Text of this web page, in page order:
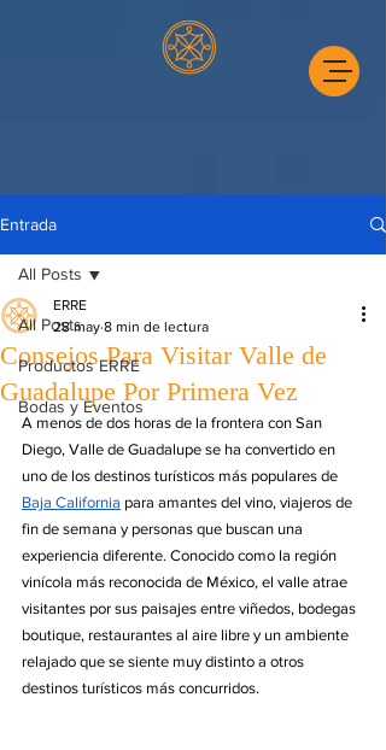
Entrada
All Posts
Productos ERRE
Bodas y Eventos
All Posts
Consejos Para Visitar Valle de
Guadalupe Por Primera Vez
ERRE
28 may 8 min de lectura
A menos de dos horas de la frontera con San
Diego, Valle de Guadalupe se ha convertido en
uno de los destinos turísticos más populares de
Baja California para amantes del vino, viajeros de
fin de semana y personas que buscan una
experiencia diferente. Conocido como la región
vinícola más reconocida de México, el valle atrae
visitantes por sus paisajes entre viñedos, bodegas
boutique, restaurantes al aire libre y un ambiente
relajado que se siente muy distinto a otros
destinos turísticos más concurridos.